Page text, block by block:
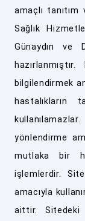
amaçlı
Sağlık
Günaydın ve
bilgilendirmek
hastalıkların
yönlendirme
mutlaka bir
işlemlerdir.
amacıyla
aittir. Sitedeki